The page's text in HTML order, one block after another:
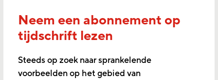
Neem een abonnement op
tijdschrift lezen
Steeds op zoek naar sprankelende
voorbeelden op het gebied van